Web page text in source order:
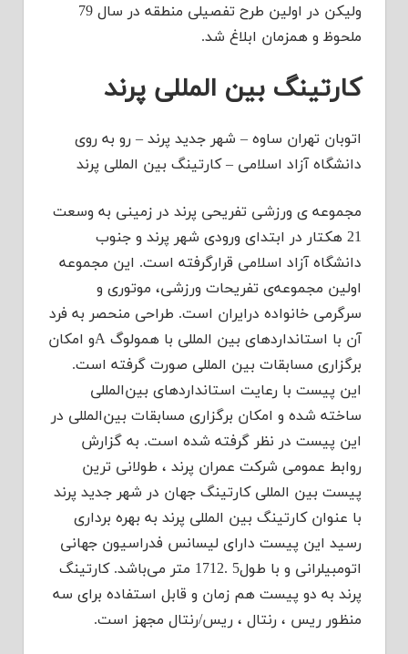
ولیکن در اولین طرح تفصیلی منطقه در سال 79
ملحوظ و همزمان ابلاغ شد.
کارتینگ بین المللی پرند
اتوبان تهران ساوه – شهر جدید پرند – رو به روی
دانشگاه آزاد اسلامی – کارتینگ بین المللی پرند
مجموعه ی ورزشی تفریحی پرند در زمینی به وسعت
21 هکتار در ابتدای ورودی شهر پرند و جنوب
دانشگاه آزاد اسلامی قرارگرفته است. این مجموعه
اولین مجموعه‌ی تفریحات ورزشی، موتوری و
سرگرمی خانواده درایران است. طراحی منحصر به فرد
آن با استانداردهای بین المللی با همولوگ Aو امکان
برگزاری مسابقات بین المللی صورت گرفته است.
این پیست با رعایت استانداردهای بین‌المللی
ساخته شده و امکان برگزاری مسابقات بین‌المللی در
این پیست در نظر گرفته شده است. به گزارش
روابط عمومی شرکت عمران پرند ، طولانی ترین
پیست بین المللی کارتینگ جهان در شهر جدید پرند
با عنوان کارتینگ بین المللی پرند به بهره برداری
رسید این پیست دارای لیسانس فدراسیون جهانی
اتومبیلرانی و با طول5 .1712 متر می‌باشد. کارتینگ
پرند به دو پیست هم زمان و قابل استفاده برای سه
منظور ریس ، رنتال ، ریس/رنتال مجهز است.